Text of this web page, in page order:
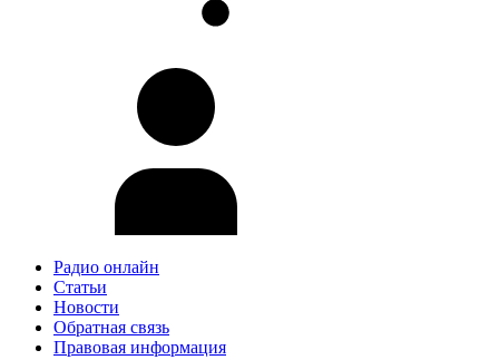
Радио онлайн
Статьи
Новости
Обратная связь
Правовая информация